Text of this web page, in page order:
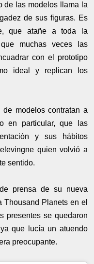
de las modelos llama la
de sus figuras. Es
que atañe a toda la
muchas veces las
con el prototipo
ideal y replican los
de modelos contratan a
en particular, que las
y sus hábitos
quien volvió a
sentido.
prensa de su nueva
Planets en el
presentes se quedaron
que lucía un atuendo
preocupante.